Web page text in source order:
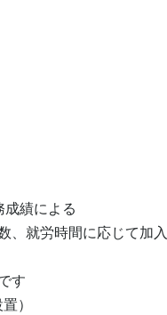
績による
、就労時間に応じて加入
す
）